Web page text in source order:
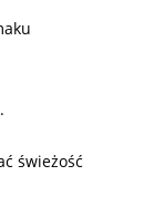
świeżość